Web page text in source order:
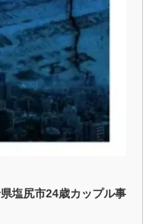
塩尻市24歳カップル事